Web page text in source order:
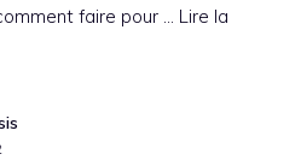
faire pour … Lire la